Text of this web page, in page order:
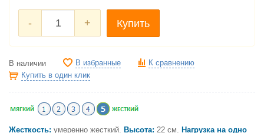
- + Купить
В наличии В избранные
К сравнению
Купить в один клик
Жесткость: умеренно жесткий. Высота: 22 см.
Нагрузка на одно